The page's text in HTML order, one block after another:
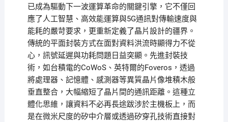
已成為驅動下一波運算革命的關鍵引擎，它不僅回
應了人工智慧、高效能運算與5G通訊對傳輸速度與
能耗的嚴苛要求，更重新定義了晶片設計的疆界。
傳統的平面封裝方式在面對資料洪流時顯得力不從
心，訊號延遲與功耗問題日益突顯。先進封裝技
術，如台積電的CoWoS、英特爾的Foveros，透過
將處理器、記憶體、感測器等異質晶片像堆積木般
垂直整合，大幅縮短了晶片間的通訊距離。這種立
體化思維，讓資料不必再長途跋涉於主機板上，而
是在微米尺度的矽中介層或透過矽穿孔技術直接對